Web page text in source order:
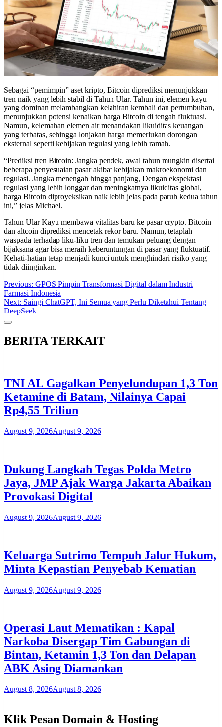
Sebagai “pemimpin” aset kripto, Bitcoin diprediksi menunjukkan
tren naik yang lebih stabil di Tahun Ular. Tahun ini, elemen kayu
yang dominan melambangkan kelahiran kembali dan pertumbuhan,
menunjukkan potensi kenaikan harga Bitcoin di tengah fluktuasi.
Namun, kelemahan elemen air menandakan likuiditas keuangan
yang terbatas, sehingga lonjakan harga memerlukan dorongan
eksternal seperti kebijakan regulasi yang lebih ramah.
“Prediksi tren Bitcoin: Jangka pendek, awal tahun mungkin disertai
beberapa penyesuaian pasar akibat kebijakan makroekonomi dan
regulasi. Jangka menengah hingga panjang, Dengan ekspektasi
regulasi yang lebih longgar dan meningkatnya likuiditas global,
harga Bitcoin diproyeksikan naik lebih jelas pada paruh kedua tahun
ini,” jelas Michael.
Tahun Ular Kayu membawa vitalitas baru ke pasar crypto. Bitcoin
dan altcoin diprediksi mencetak rekor baru. Namun, tetaplah
waspada terhadap liku-liku tren dan temukan peluang dengan
bijaksana agar bisa meraih keberuntungan di pasar yang fluktuatif.
Kehati-hatian tetap menjadi kunci untuk menghindari risiko yang
tidak diinginkan.
Post
navigation
Previous: GPOS Pimpin Transformasi Digital dalam Industri
Farmasi Indonesia
Next: Saingi ChatGPT, Ini Semua yang Perlu Diketahui Tentang
DeepSeek
BERITA TERKAIT
TNI AL Gagalkan Penyelundupan 1,3 Ton
Ketamine di Batam, Nilainya Capai
Rp4,55 Triliun
August 9, 2026August 9, 2026
Dukung Langkah Tegas Polda Metro
Jaya, JMP Ajak Warga Jakarta Abaikan
Provokasi Digital
August 9, 2026August 9, 2026
Keluarga Sutrimo Tempuh Jalur Hukum,
Minta Kepastian Penyebab Kematian
August 9, 2026August 9, 2026
Operasi Laut Mematikan : Kapal
Narkoba Disergap Tim Gabungan di
Bintan, Ketamin 1,3 Ton dan Delapan
ABK Asing Diamankan
August 8, 2026August 8, 2026
Klik Pesan Domain & Hosting